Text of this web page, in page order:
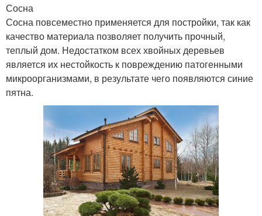
Сосна
Сосна повсеместно применяется для постройки, так как
качество материала позволяет получить прочный,
теплый дом. Недостатком всех хвойных деревьев
является их нестойкость к повреждению патогенными
микроорганизмами, в результате чего появляются синие
пятна.